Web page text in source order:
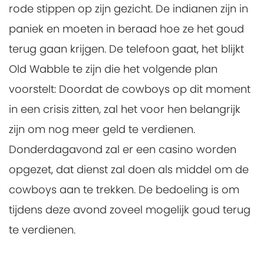
rode stippen op zijn gezicht. De indianen zijn in
paniek en moeten in beraad hoe ze het goud
terug gaan krijgen. De telefoon gaat, het blijkt
Old Wabble te zijn die het volgende plan
voorstelt: Doordat de cowboys op dit moment
in een crisis zitten, zal het voor hen belangrijk
zijn om nog meer geld te verdienen.
Donderdagavond zal er een casino worden
opgezet, dat dienst zal doen als middel om de
cowboys aan te trekken. De bedoeling is om
tijdens deze avond zoveel mogelijk goud terug
te verdienen.